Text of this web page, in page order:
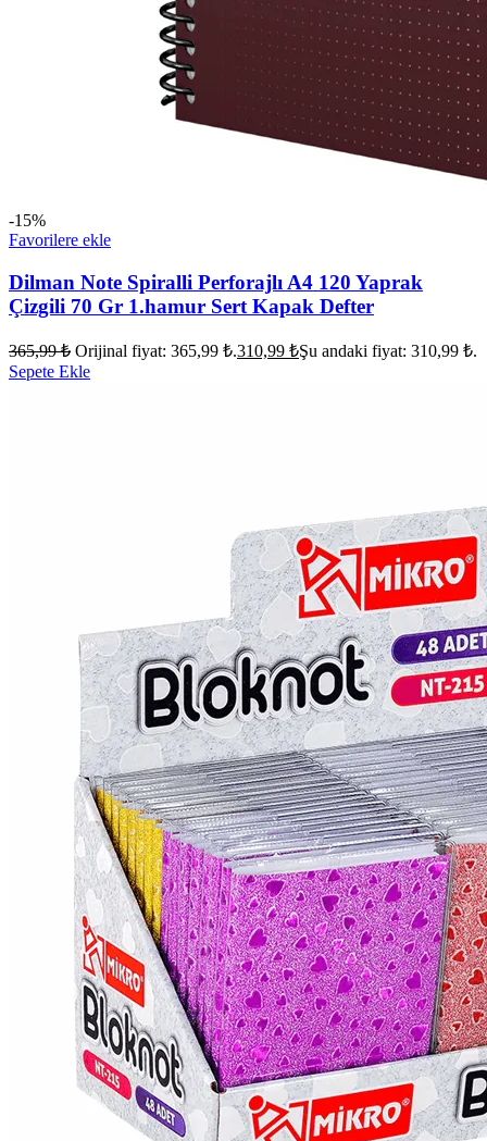
-15%
Favorilere ekle
Dilman Note Spiralli Perforajlı A4 120 Yaprak
Çizgili 70 Gr 1.hamur Sert Kapak Defter
365,99₺ Orijinal fiyat: 365,99 ₺.310,99 ₺Şu andaki fiyat: 310,99 ₺.
Sepete Ekle